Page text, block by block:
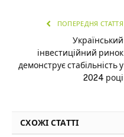
ПОПЕРЕДНЯ СТАТТЯ
Український
інвестиційний ринок
демонструє стабільність у
2024 році
СХОЖІ СТАТТІ